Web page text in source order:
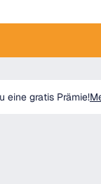
eine gratis Prämie!